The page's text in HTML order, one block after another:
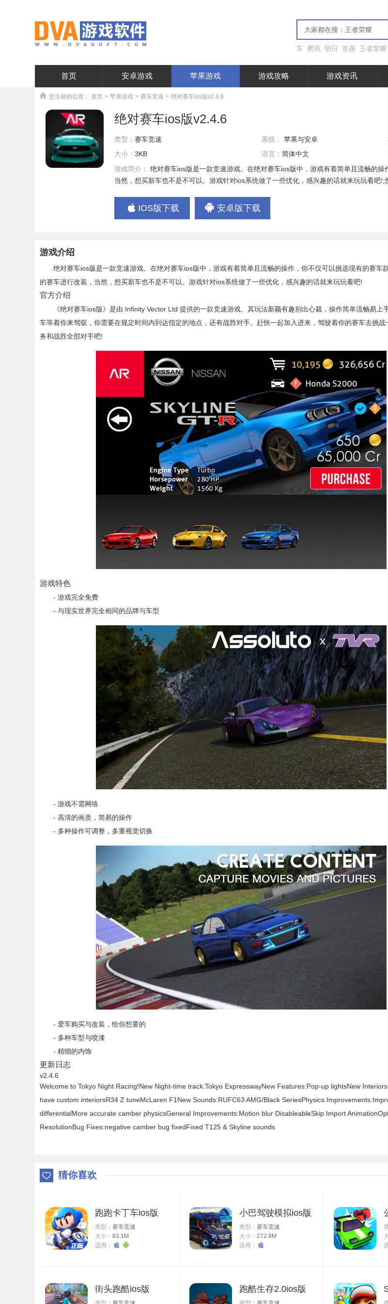
车 腾讯 明日 答题 王者荣耀
首页 安卓游戏 苹果游戏 游戏攻略 游戏资讯
您当前的位置： 首页 > 苹果游戏 > 赛车竞速 > 绝对赛车ios版v2.4.6
绝对赛车ios版v2.4.6
类型： 赛车竞速 系统： 苹果与安卓
大小： 3KB 语言： 简体中文
游戏简介：
绝对赛车ios版是一款竞速游戏。在绝对赛车ios版中，游戏有着简单且流畅的
当然，想买新车也不是不可以。游戏针对ios系统做了一些优化，感兴趣的话就来玩玩看吧!;
IOS版下载 安卓版下载
游戏介绍
绝对赛车ios版是一款竞速游戏。在绝对赛车ios版中，游戏有着简单且流畅的操作，你不仅可以挑选现有的赛车
的赛车进行改装，当然，想买新车也不是不可以。游戏针对ios系统做了一些优化，感兴趣的话就来玩玩看吧!
官方介绍
《绝对赛车ios版》是由 Infinity Vector Ltd 提供的一款竞速游戏。其玩法新颖有趣别出心裁，操作简单流畅易上
车等着你来驾驭，你需要在规定时间内到达指定的地点，还有战胜对手。赶快一起加入进来，驾驶着你的赛车去挑战
务和战胜全部对手吧!
游戏特色
- 游戏完全免费
- 与现实世界完全相同的品牌与车型
- 游戏不需网络
- 高清的画质，简易的操作
- 多种操作可调整，多重视觉切换
- 爱车购买与改装，给你想要的
- 多种车型与喷漆
- 精细的内饰
更新日志
v2.4.6
Welcome to Tokyo Night Racing!New Night-time track:Tokyo ExpresswayNew Features:Pop-up lightsNew
have custom interiorsR34 Z tuneMcLaren F1New Sounds:RUFC63 AMG/Black SeriesPhysics
differentialMore accurate camber physicsGeneral Improvements:Motion blur DisableableSkip Import
ResolutionBug Fixes:negative camber bug fixedFixed T125 & Skyline sounds
猜你喜欢
跑跑卡丁车ios版
类型： 赛车竞速
大小： 83.1M
适用：
小巴驾驶模拟ios版
类型： 赛车竞速
大小： 272.8M
适用：
街头跑酷ios版 跑酷生存2.0ios版